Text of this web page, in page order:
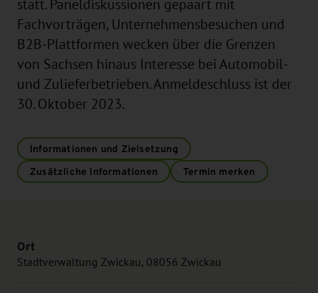
statt. Paneldiskussionen gepaart mit
Fachvorträgen, Unternehmensbesuchen und
B2B-Plattformen wecken über die Grenzen
von Sachsen hinaus Interesse bei Automobil-
und Zulieferbetrieben. Anmeldeschluss ist der
30. Oktober 2023.
Informationen und Zielsetzung
Zusätzliche Informationen
Termin merken
Ort
Stadtverwaltung Zwickau, 08056 Zwickau